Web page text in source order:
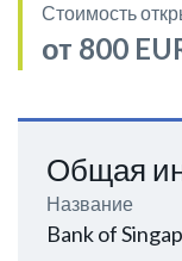
Стоимость
от 800
Общая
Название
Bank of